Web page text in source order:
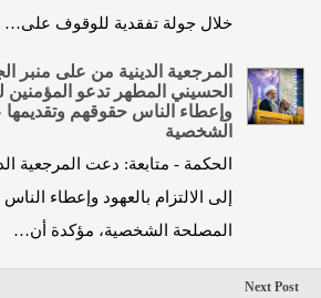
خلال جولة تفقدية للوقوف على…
المرجعية الدينية من على منبر
الحسيني المطهر تدعو المؤمنين
وإعطاء الناس حقوقهم
الشخصية
الحكمة - متابعة: دعت المرجعية
إلى الالتزام بالعهود وإعطاء
المصلحة الشخصية، مؤكدة أن…
Next Post